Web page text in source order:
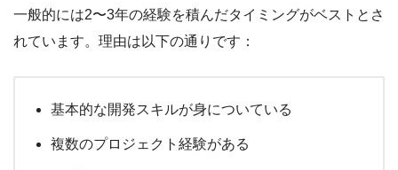
一般的には2〜3年の経験を積んだタイミングがベストとさ
れています。理由は以下の通りです：
基本的な開発スキルが身についている
複数のプロジェクト経験がある